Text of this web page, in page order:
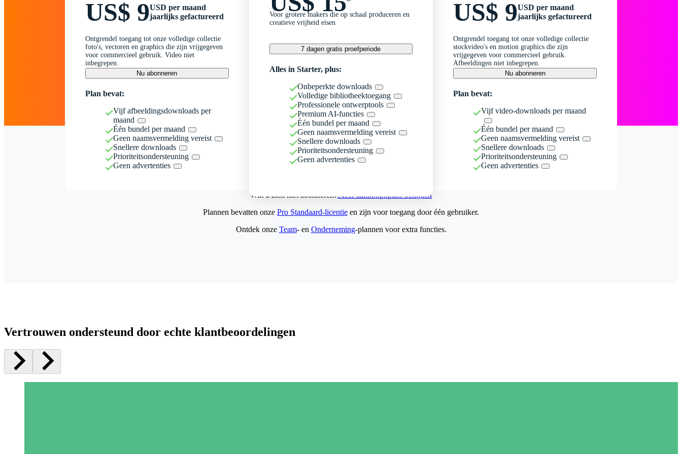
US$ 9USD per maand
jaarlijks gefactureerd
Ontgrendel toegang tot onze volledige collectie
foto's, vectoren en graphics die zijn vrijgegeven
voor commercieel gebruik. Video niet
inbegrepen.
Nu abonneren
Plan bevat:
Vijf afbeeldingsdownloads per
maand
Één bundel per maand
Geen naamsvermelding vereist
Snellere downloads
Prioriteitsondersteuning
Geen advertenties
Voor grotere makers die op schaal produceren en
creatieve vrijheid eisen
7 dagen gratis proefperiode
Alles in Starter, plus:
Onbeperkte downloads
Volledige bibliotheektoegang
Professionele ontwerptools
Premium AI-functies
Één bundel per maand
Geen naamsvermelding vereist
Snellere downloads
Prioriteitsondersteuning
Geen advertenties
US$ 9USD per maand
jaarlijks gefactureerd
Ontgrendel toegang tot onze volledige collectie
stockvideo's en motion graphics die zijn
vrijgegeven voor commercieel gebruik.
Afbeeldingen niet inbegrepen.
Nu abonneren
Plan bevat:
Vijf video-downloads per maand
Één bundel per maand
Geen naamsvermelding vereist
Snellere downloads
Prioriteitsondersteuning
Geen advertenties
Wilt u zich niet abonneren?Meer aankoopopties bekijken
Plannen bevatten onze Pro Standaard-licentie en zijn voor toegang door één gebruiker.
Ontdek onze Team- en Onderneming-plannen voor extra functies.
Vertrouwen ondersteund door echte klantbeoordelingen